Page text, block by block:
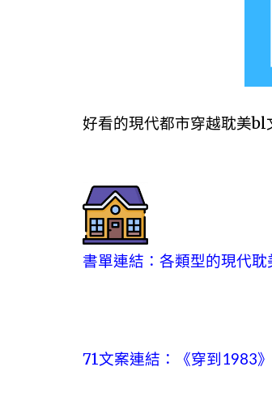
好看的現代都市穿越耽美bl
書單連結：各類型的現代耽
71文案連結： 《穿到1983